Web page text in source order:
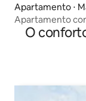
Apartamento ⋅
Apartamento
O